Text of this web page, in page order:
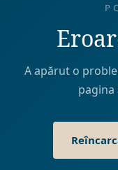
A apărut o
pagina